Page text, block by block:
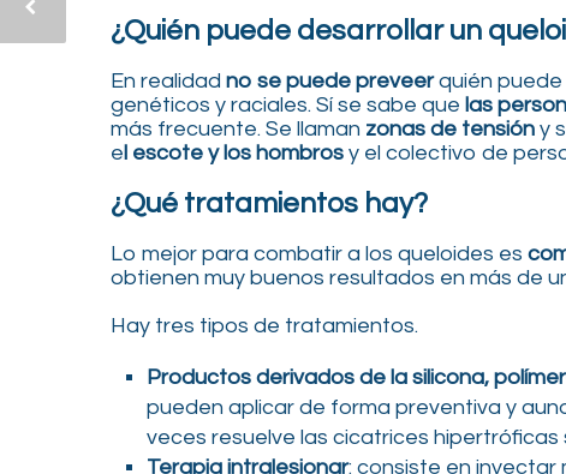
¿Quién puede desarrollar un
En realidad no se puede preveerquién puede
genéticos y raciales. Sí se sabe que las
más frecuente. Se llaman zonas de tensión y
e l escote y los hombros y el colectivo de
¿Qué tratamientos hay?
Lo mejor para combatir a los queloides es
obtienen muy buenos resultados en más de
Hay tres tipos de tratamientos.
Productos derivados de la silicona,
pueden aplicar de forma preventiva y
veces resuelve las cicatrices hipertróficas
Terapia intralesionar: consiste en